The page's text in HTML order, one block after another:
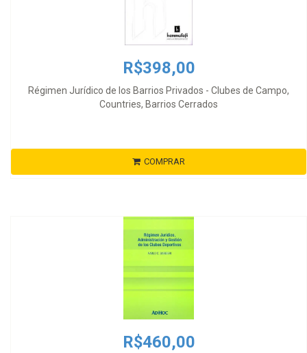
R$398,00
Régimen Jurídico de los Barrios Privados - Clubes de Campo,
Countries, Barrios Cerrados
COMPRAR
R$460,00